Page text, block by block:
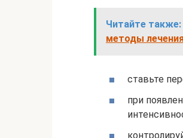
Читайте также:
методы
ставьте
при